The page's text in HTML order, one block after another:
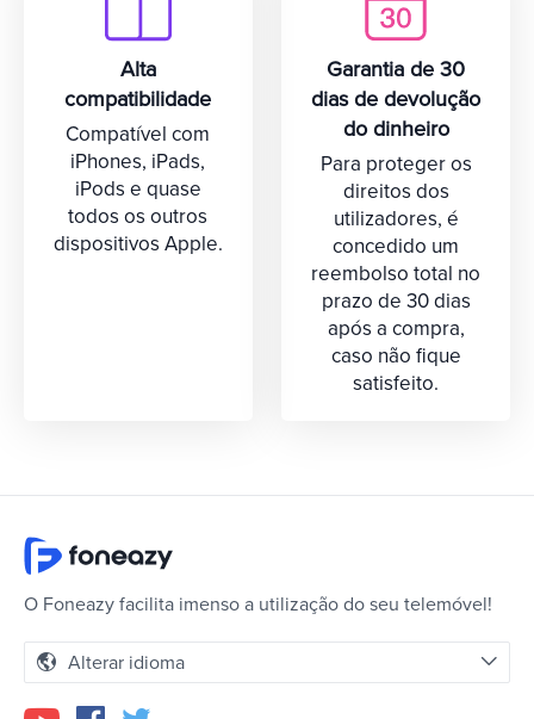
Alta
compatibilidade
Compatível com
iPhones, iPads,
iPods e quase
todos os outros
dispositivos Apple.
Garantia de 30
dias de devolução
do dinheiro
Para proteger os
direitos dos
utilizadores, é
concedido um
reembolso total no
prazo de 30 dias
após a compra,
caso não fique
satisfeito.
O Foneazy facilita imenso a utilização do seu telemóvel!
Alterar idioma